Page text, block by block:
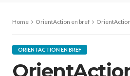
Home OrientAction en bref OrientAction en
ORIENTACTION EN BREF